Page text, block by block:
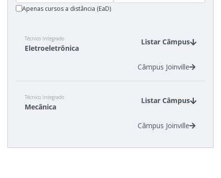
Apenas cursos a distância (EaD)
Técnico Integrado
Eletroeletrônica
Listar Câmpus
Câmpus Joinville
Técnico Integrado
Mecânica
Listar Câmpus
Câmpus Joinville